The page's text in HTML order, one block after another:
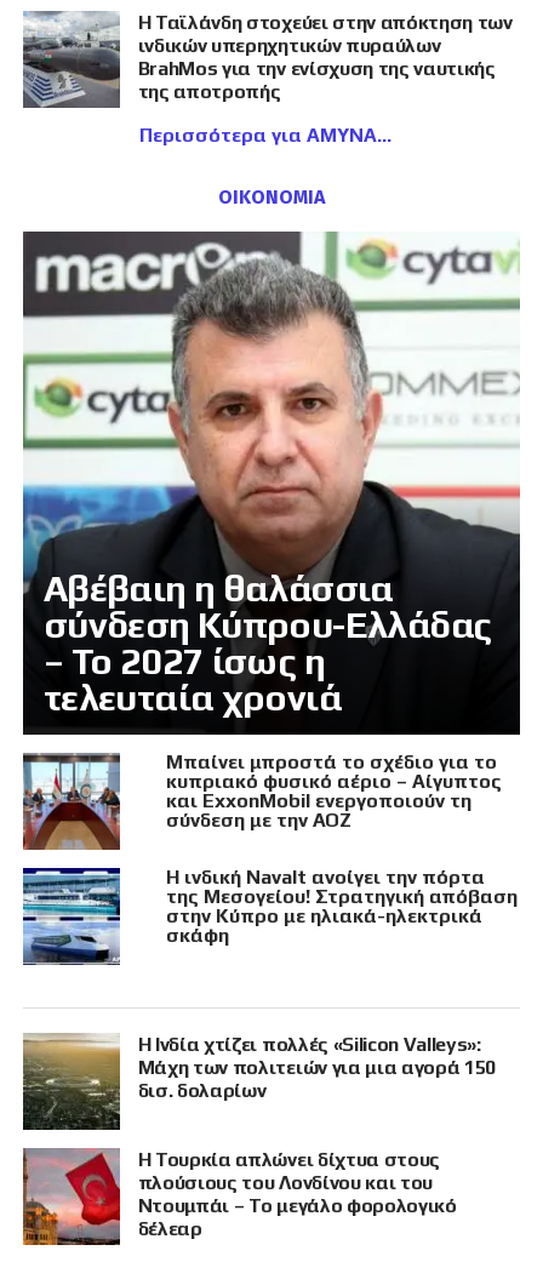
Η Ταϊλάνδη στοχεύει στην απόκτηση των
ινδικών υπερηχητικών πυραύλων
BrahMos για την ενίσχυση της ναυτικής
της αποτροπής
Περισσότερα για ΑΜΥΝΑ
ΟΙΚΟΝΟΜΙΑ
Αβέβαιη η θαλάσσια
σύνδεση Κύπρου-Ελλάδας
– Το 2027 ίσως η
τελευταία χρονιά
Μπαίνει μπροστά το σχέδιο για το
κυπριακό φυσικό αέριο – Αίγυπτος
και ExxonMobil ενεργοποιούν τη
σύνδεση με την ΑΟΖ
Η ινδική Navalt ανοίγει την πόρτα
της Μεσογείου! Στρατηγική απόβαση
στην Κύπρο με ηλιακά-ηλεκτρικά
σκάφη
Η Ινδία χτίζει πολλές «Silicon Valleys»:
Μάχη των πολιτειών για μια αγορά 150
δισ. δολαρίων
Η Τουρκία απλώνει δίχτυα στους
πλούσιους του Λονδίνου και του
Ντουμπάι – Το μεγάλο φορολογικό
δέλεαρ